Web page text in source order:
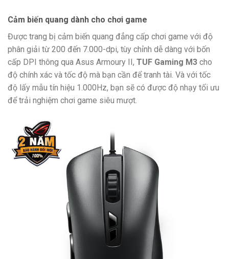
Cảm biến quang dành cho chơi game
Được trang bị cảm biến quang đẳng cấp chơi game với độ
phân giải từ 200 đến 7.000-dpi, tùy chỉnh dễ dàng với bốn
cấp DPI thông qua Asus Armoury II, TUF Gaming M3 cho
độ chính xác và tốc độ mà bạn cần để tranh tài. Và với tốc
độ lấy mẫu tín hiệu 1.000Hz, bạn sẽ có được độ nhạy tối ưu
để trải nghiệm chơi game siêu mượt.